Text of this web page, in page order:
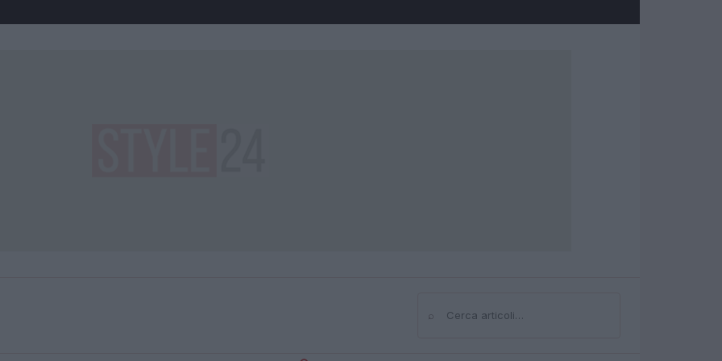
⌕Cerca